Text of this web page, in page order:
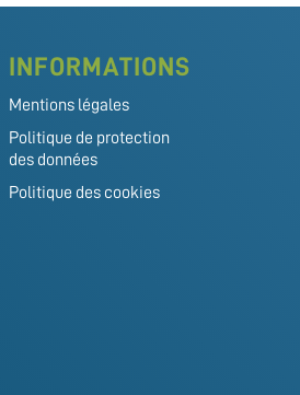
INFORMATIONS
Mentions légales
Politique de protection
des données
Politique des cookies